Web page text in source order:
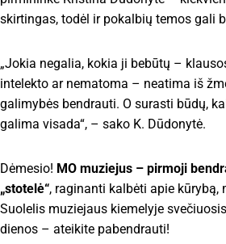
skirtingas, todėl ir pokalbių temos gali
„Jokia negalia, kokia ji bebūtų –
intelekto ar nematoma – neatima iš
galimybės bendrauti. O surasti būdų,
galima visada“, – sako K. Dūdonytė.
Dėmesio! MO muziejus – pirmoji
„stotelė“, raginanti kalbėti apie kūrybą,
Suolelis muziejaus kiemelyje
dienos – ateikite pabendrauti!